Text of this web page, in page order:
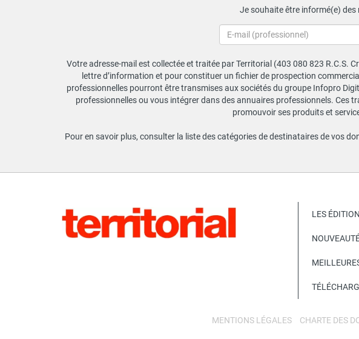
Je souhaite être informé(e)
Votre adresse-mail est collectée et traitée par Territorial (403 080 823 R.C.S.
lettre d’information et pour constituer un fichier de prospection
professionnelles pourront être transmises aux sociétés du groupe Infopro
professionnelles ou vous intégrer dans des annuaires professionnels. Ces
promouvoir ses produits et
Pour en savoir plus, consulter la liste des catégories de destinataires de vos
LES
MENTIONS LÉGALES CHARTE DES